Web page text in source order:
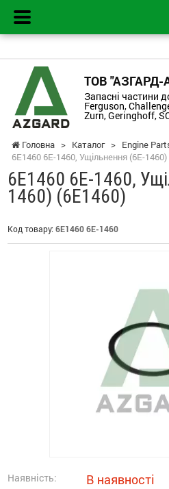
ТОВ "АЗГАРД-
Запасні частини
Ferguson,
Zurn, Geringhoff,
Головна > Каталог > Engine
6E1460 6E-1460, Ущільнення (6E-
6E1460 6E-1460,
1460) (6E1460)
Код товару: 6E1460 6E-1460
Наявність: В наявності